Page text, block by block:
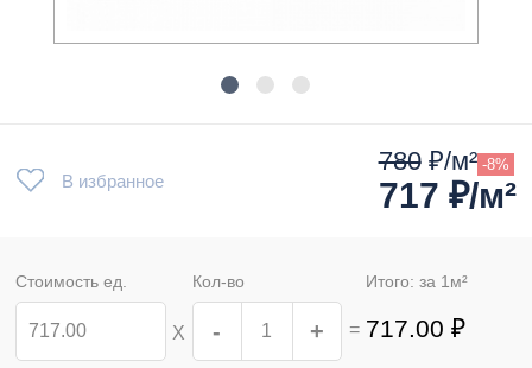
В избранное
780₽/м² -8%
717 ₽/м²
Стоимость ед.
Х
Кол-во
- + =
Итого: за 1 м²
717.00 ₽